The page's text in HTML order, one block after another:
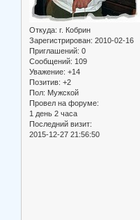
Откуда: г. Кобрин
Зарегистрирован: 2010-02-16
Приглашений: 0
Сообщений: 109
Уважение: +14
Позитив: +2
Пол: Мужской
Провел на форуме:
1 день 2 часа
Последний визит:
2015-12-27 21:56:50